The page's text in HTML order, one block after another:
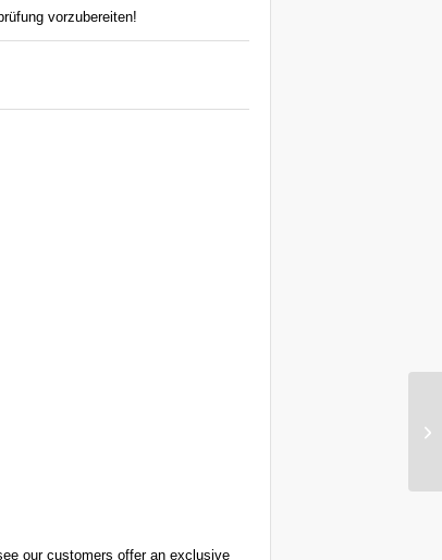
vorzubereiten!
our customers offer an exclusive